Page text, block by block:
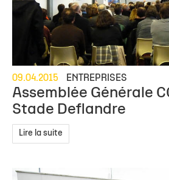
09.04.2015 ENTREPRISES
Assemblée Générale
Stade Deflandre
Lire la suite